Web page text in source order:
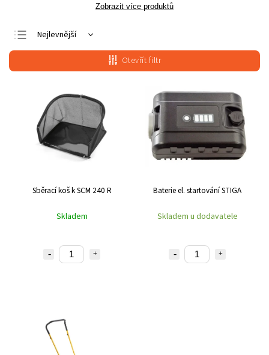
Zobrazit více produktů
Nejlevnější
Nejdražší
Nejprodávanější
Abecedně
Otevřít filtr
Sběrací koš k SCM 240 R
Skladem
Baterie el. startování STIGA
Skladem u dodavatele